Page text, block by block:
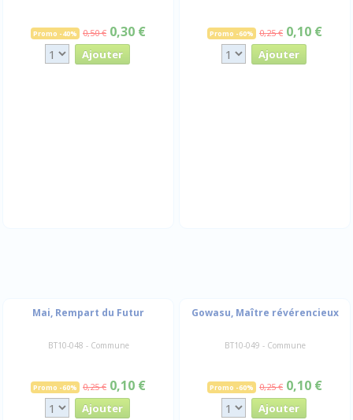
Promo -40% 0,50 € 0,30 € Promo -60% 0,25 € 0,10 €
Mai, Rempart du Futur
BT10-048 - Commune
Promo -60% 0,25 € 0,10 €
Gowasu, Maître révérencieux
BT10-049 - Commune
Promo -60% 0,25 € 0,10 €